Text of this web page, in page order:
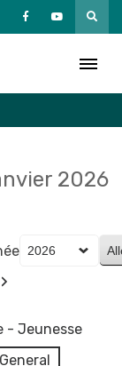
2026
- Jeunesse
General